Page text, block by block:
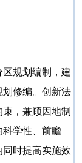
区规划编制，建
划修编。创新法
，兼顾因地制
科学性、前瞻
时提高实施效